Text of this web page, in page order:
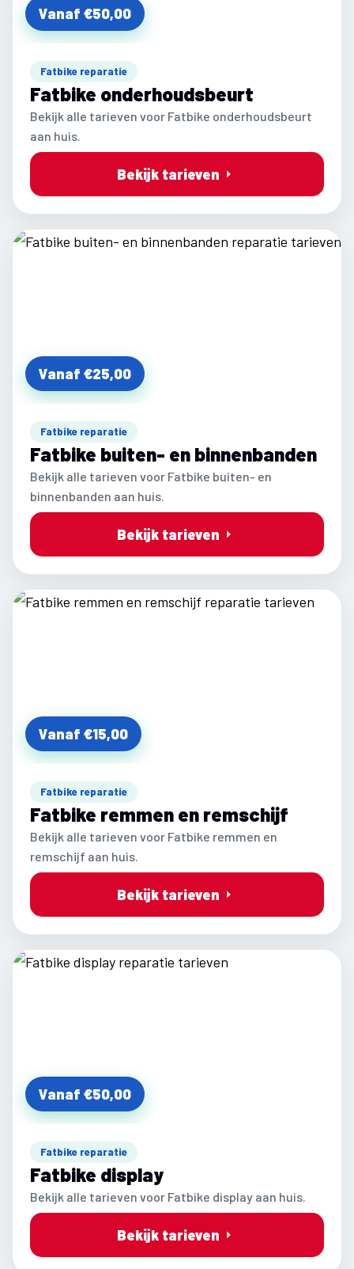
Vanaf €50,00
Fatbike reparatie
Fatbike onderhoudsbeurt
Bekijk alle tarieven voor Fatbike onderhoudsbeurt
aan huis.
Bekijk tarieven
Vanaf €25,00
Fatbike reparatie
Fatbike buiten- en binnenbanden
Bekijk alle tarieven voor Fatbike buiten- en
binnenbanden aan huis.
Bekijk tarieven
Vanaf €15,00
Fatbike reparatie
Fatbike remmen en remschijf
Bekijk alle tarieven voor Fatbike remmen en
remschijf aan huis.
Bekijk tarieven
Vanaf €50,00
Fatbike reparatie
Fatbike display
Bekijk alle tarieven voor Fatbike display aan huis.
Bekijk tarieven